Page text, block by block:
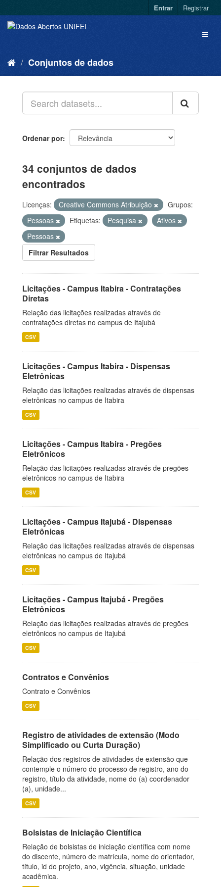
Entrar Registrar
Conjuntos de dados
Ordenar por
34 conjuntos de dados
encontrados
Licenças: Creative Commons Atribuição
Grupos:
Pessoas
Etiquetas: Pesquisa
Ativos
Pessoas
Filtrar Resultados
Licitações - Campus Itabira - Contratações
Diretas
Relação das licitações realizadas através de
contratações diretas no campus de Itajubá
CSV
Licitações - Campus Itabira - Dispensas
Eletrônicas
Relação das licitações realizadas através de dispensas
eletrônicas no campus de Itabira
CSV
Licitações - Campus Itabira - Pregões
Eletrônicos
Relação das licitações realizadas através de pregões
eletrônicos no campus de Itabira
CSV
Licitações - Campus Itajubá - Dispensas
Eletrônicas
Relação das licitações realizadas através de dispensas
eletrônicas no campus de Itajubá
CSV
Licitações - Campus Itajubá - Pregões
Eletrônicos
Relação das licitações realizadas através de pregões
eletrônicos no campus de Itajubá
CSV
Contratos e Convênios
Contrato e Convênios
CSV
Registro de atividades de extensão (Modo
Simplificado ou Curta Duração)
Relação dos registros de atividades de extensão que
contemple o número do processo de registro, ano do
registro, título da atividade, nome do (a) coordenador
(a), unidade...
CSV
Bolsistas de Iniciação Científica
Relação de bolsistas de iniciação científica com nome
do discente, número de matrícula, nome do orientador,
título, id do projeto, ano, vigência, situação, unidade
acadêmica.